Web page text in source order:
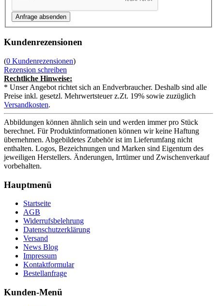
Kundenrezensionen
(0 Kundenrezensionen)
Rezension schreiben
Rechtliche Hinweise:
* Unser Angebot richtet sich an Endverbraucher. Deshalb sind alle
Preise inkl. gesetzl. Mehrwertsteuer z.Zt. 19% sowie zuzüglich
Versandkosten.
Abbildungen können ähnlich sein und werden immer pro Stück
berechnet. Für Produktinformationen können wir keine Haftung
übernehmen. Abgebildetes Zubehör ist im Lieferumfang nicht
enthalten. Logos, Bezeichnungen und Marken sind Eigentum des
jeweiligen Herstellers. Änderungen, Irrtümer und Zwischenverkauf
vorbehalten.
Hauptmenü
Startseite
AGB
Widerrufsbelehrung
Datenschutzerklärung
Versand
News Blog
Impressum
Kontaktformular
Bestellanfrage
Kunden-Menü